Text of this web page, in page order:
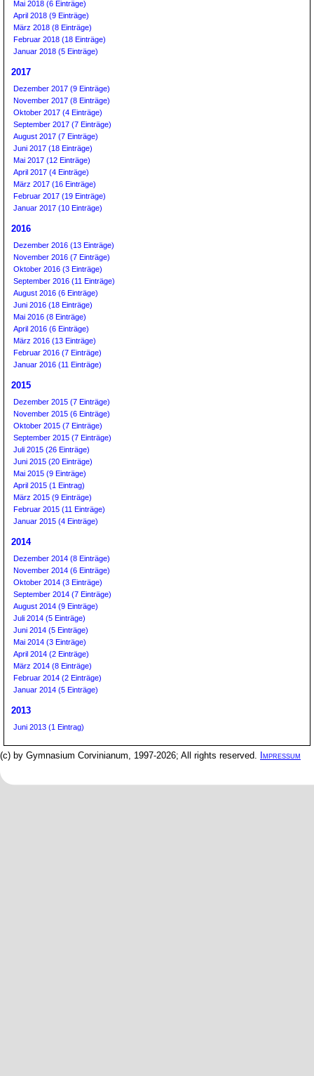
Mai 2018 (6 Einträge)
April 2018 (9 Einträge)
März 2018 (8 Einträge)
Februar 2018 (18 Einträge)
Januar 2018 (5 Einträge)
2017
Dezember 2017 (9 Einträge)
November 2017 (8 Einträge)
Oktober 2017 (4 Einträge)
September 2017 (7 Einträge)
August 2017 (7 Einträge)
Juni 2017 (18 Einträge)
Mai 2017 (12 Einträge)
April 2017 (4 Einträge)
März 2017 (16 Einträge)
Februar 2017 (19 Einträge)
Januar 2017 (10 Einträge)
2016
Dezember 2016 (13 Einträge)
November 2016 (7 Einträge)
Oktober 2016 (3 Einträge)
September 2016 (11 Einträge)
August 2016 (6 Einträge)
Juni 2016 (18 Einträge)
Mai 2016 (8 Einträge)
April 2016 (6 Einträge)
März 2016 (13 Einträge)
Februar 2016 (7 Einträge)
Januar 2016 (11 Einträge)
2015
Dezember 2015 (7 Einträge)
November 2015 (6 Einträge)
Oktober 2015 (7 Einträge)
September 2015 (7 Einträge)
Juli 2015 (26 Einträge)
Juni 2015 (20 Einträge)
Mai 2015 (9 Einträge)
April 2015 (1 Eintrag)
März 2015 (9 Einträge)
Februar 2015 (11 Einträge)
Januar 2015 (4 Einträge)
2014
Dezember 2014 (8 Einträge)
November 2014 (6 Einträge)
Oktober 2014 (3 Einträge)
September 2014 (7 Einträge)
August 2014 (9 Einträge)
Juli 2014 (5 Einträge)
Juni 2014 (5 Einträge)
Mai 2014 (3 Einträge)
April 2014 (2 Einträge)
März 2014 (8 Einträge)
Februar 2014 (2 Einträge)
Januar 2014 (5 Einträge)
2013
Juni 2013 (1 Eintrag)
(c) by Gymnasium Corvinianum, 1997-2026; All rights reserved. Impressum